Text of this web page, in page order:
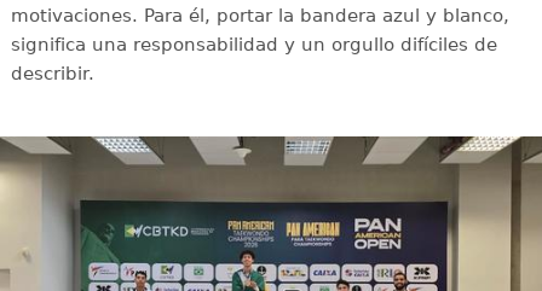
motivaciones. Para él, portar la bandera azul y blanco,
significa una responsabilidad y un orgullo difíciles de
describir.